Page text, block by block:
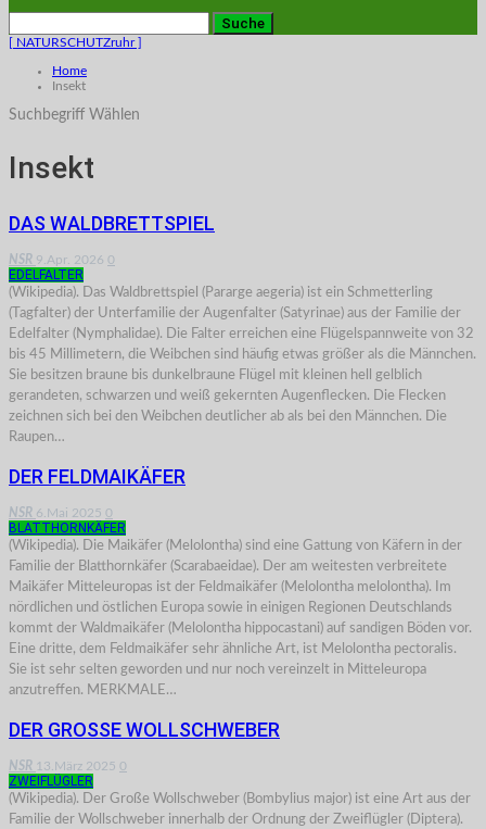
[ NATURSCHUTZruhr ]
Home
Insekt
Suchbegriff Wählen
Insekt
DAS WALDBRETTSPIEL
NSR 9.Apr. 2026 0
EDELFALTER
(Wikipedia). Das Waldbrettspiel (Pararge aegeria) ist ein Schmetterling
(Tagfalter) der Unterfamilie der Augenfalter (Satyrinae) aus der Familie der
Edelfalter (Nymphalidae). Die Falter erreichen eine Flügelspannweite von 32
bis 45 Millimetern, die Weibchen sind häufig etwas größer als die Männchen.
Sie besitzen braune bis dunkelbraune Flügel mit kleinen hell gelblich
gerandeten, schwarzen und weiß gekernten Augenflecken. Die Flecken
zeichnen sich bei den Weibchen deutlicher ab als bei den Männchen. Die
Raupen…
DER FELDMAIKÄFER
NSR 6.Mai 2025 0
BLATTHORNKÄFER
(Wikipedia). Die Maikäfer (Melolontha) sind eine Gattung von Käfern in der
Familie der Blatthornkäfer (Scarabaeidae). Der am weitesten verbreitete
Maikäfer Mitteleuropas ist der Feldmaikäfer (Melolontha melolontha). Im
nördlichen und östlichen Europa sowie in einigen Regionen Deutschlands
kommt der Waldmaikäfer (Melolontha hippocastani) auf sandigen Böden vor.
Eine dritte, dem Feldmaikäfer sehr ähnliche Art, ist Melolontha pectoralis.
Sie ist sehr selten geworden und nur noch vereinzelt in Mitteleuropa
anzutreffen. MERKMALE…
DER GROSSE WOLLSCHWEBER
NSR 13.März 2025 0
ZWEIFLÜGLER
(Wikipedia). Der Große Wollschweber (Bombylius major) ist eine Art aus der
Familie der Wollschweber innerhalb der Ordnung der Zweiflügler (Diptera).